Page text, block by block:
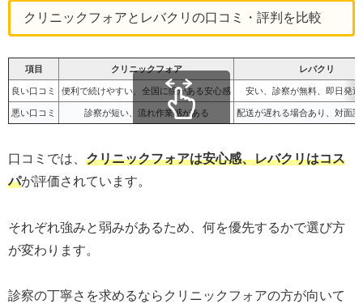
クリニックフォアとレバクリの口コミ・評判を比較
項目 クリニックフォア レバクリ
良い口コミ 便利で続けやすい、全国に院がある安心感 安い、診察が無料、即日発
悪い口コミ 診察が短い、流れ作業感がある 配送が遅れる場合あり、対面
口コミでは、 クリニックフォアは安心感、レバクリはコス
パが評価されています。
それぞれ強みと弱みがあるため、何を優先するかで選び方
が変わります。
診察の丁寧さを求めるならクリニックフォアの方が向いて